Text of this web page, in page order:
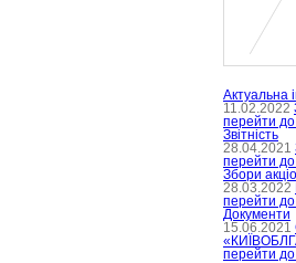
Актуальна
11.02.2022
перейти до
Звітність
28.04.2021
перейти до
Збори
28.03.2022
перейти до
Документи
15.06.2021
перейти до